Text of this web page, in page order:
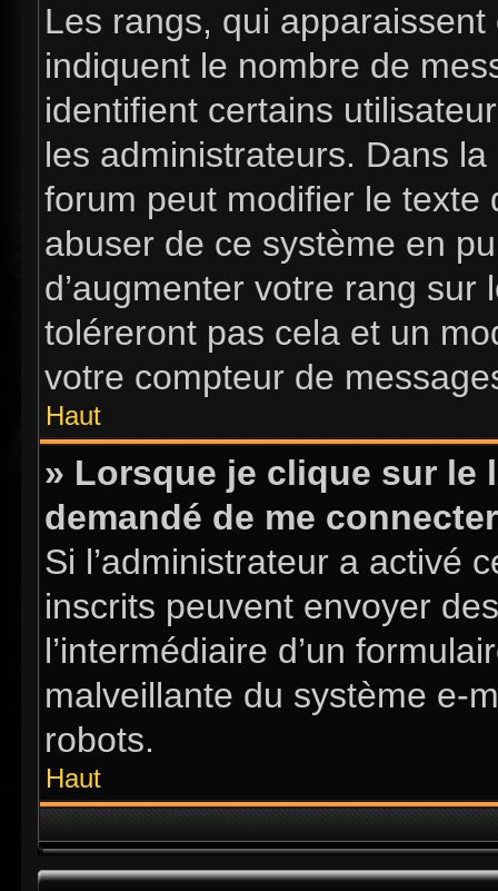
Les rangs, qui
indiquent le nombre de
identifient certains
les administrateurs. Dans
forum peut modifier le
abuser de ce système en
d’augmenter votre rang
toléreront pas cela et un
votre compteur de
Haut
» Lorsque je clique sur le
demandé de me
Si l’administrateur a activé
inscrits peuvent envoyer
l’intermédiaire d’un
malveillante du système e-
robots.
Haut